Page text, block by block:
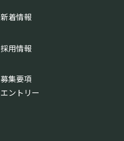
新着情報
採用情報
募集要項
エントリー